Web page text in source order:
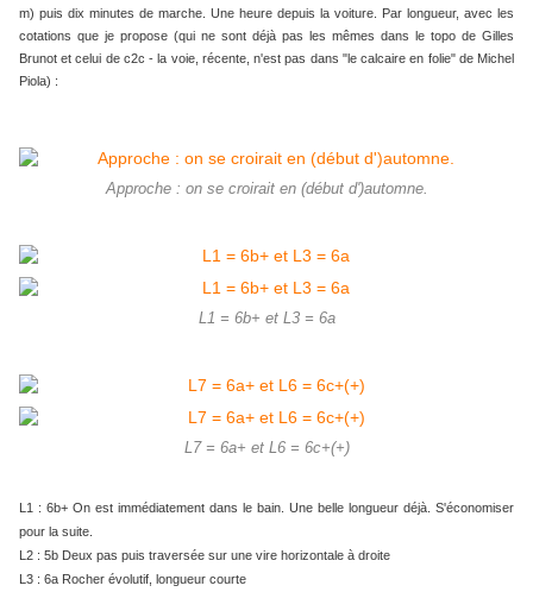
m) puis dix minutes de marche. Une heure depuis la voiture. Par longueur, avec les
cotations que je propose (qui ne sont déjà pas les mêmes dans le topo de Gilles
Brunot et celui de c2c - la voie, récente, n'est pas dans "le calcaire en folie" de Michel
Piola) :
Approche : on se croirait en (début d')automne.
L1 = 6b+ et L3 = 6a
L7 = 6a+ et L6 = 6c+(+)
L1 : 6b+ On est immédiatement dans le bain. Une belle longueur déjà. S'économiser
pour la suite.
L2 : 5b Deux pas puis traversée sur une vire horizontale à droite
L3 : 6a Rocher évolutif, longueur courte